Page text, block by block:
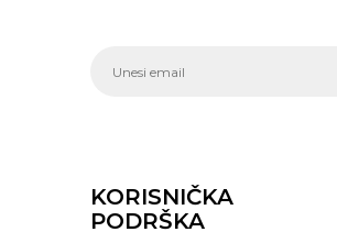
KORISNIČKA
PODRŠKA